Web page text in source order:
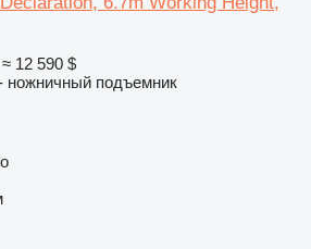
≈ 12 590 $
ножничный подъемник